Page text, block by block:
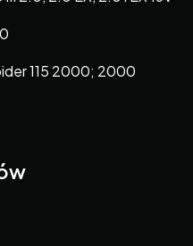
115 2000; 2000